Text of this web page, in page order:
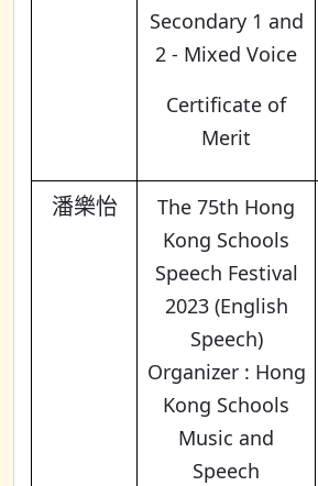
Secondary 1 and
2 - Mixed Voice
Certificate of
Merit
潘樂怡
The 75th Hong
Kong Schools
Speech Festival
2023 (English
Speech)
Organizer : Hong
Kong Schools
Music and
Speech